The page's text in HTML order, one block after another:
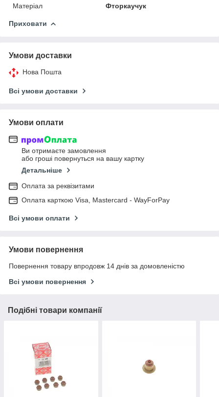
Матеріал
Фторкаучук
Приховати
Умови доставки
Нова Пошта
Всі умови доставки
Умови оплати
Ви отримаєте замовлення
або гроші повернуться на вашу картку
Детальніше
Оплата за реквізитами
Оплата карткою Visa, Mastercard - WayForPay
Всі умови оплати
Умови повернення
Повернення товару впродовж 14 днів за домовленістю
Всі умови повернення
Подібні товари компанії